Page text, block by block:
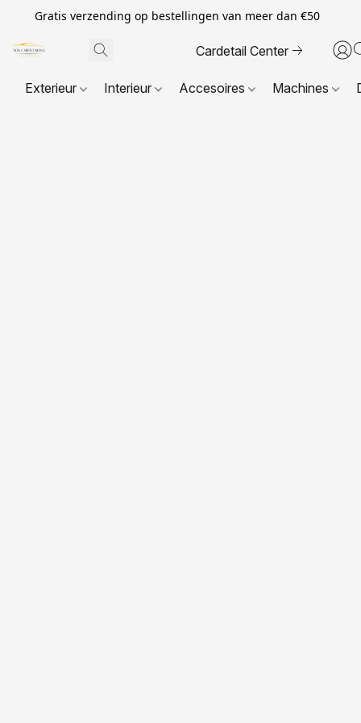
Gratis verzending op bestellingen van meer dan €50
Cardetail Center
Exterieur Interieur Accesoires Machines